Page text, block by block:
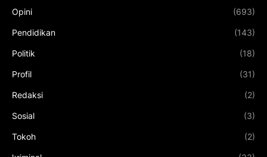
Opini (693)
Pendidikan (143)
Politik (18)
Profil (31)
Redaksi (2)
Sosial (3)
Tokoh (2)